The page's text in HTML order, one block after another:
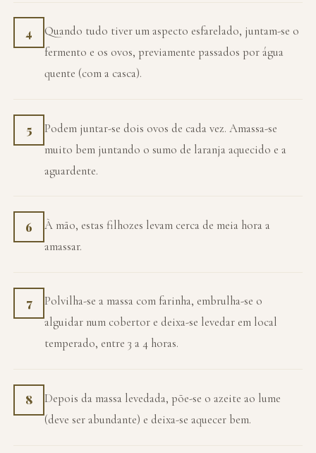
4
Quando tudo tiver um aspecto esfarelado, juntam-se o
fermento e os ovos, previamente passados por água
quente (com a casca).
5
Podem juntar-se dois ovos de cada vez. Amassa-se
muito bem juntando o sumo de laranja aquecido e a
aguardente.
6
À mão, estas filhozes levam cerca de meia hora a
amassar.
7
Polvilha-se a massa com farinha, embrulha-se o
alguidar num cobertor e deixa-se levedar em local
temperado, entre 3 a 4 horas.
8
Depois da massa levedada, põe-se o azeite ao lume
(deve ser abundante) e deixa-se aquecer bem.